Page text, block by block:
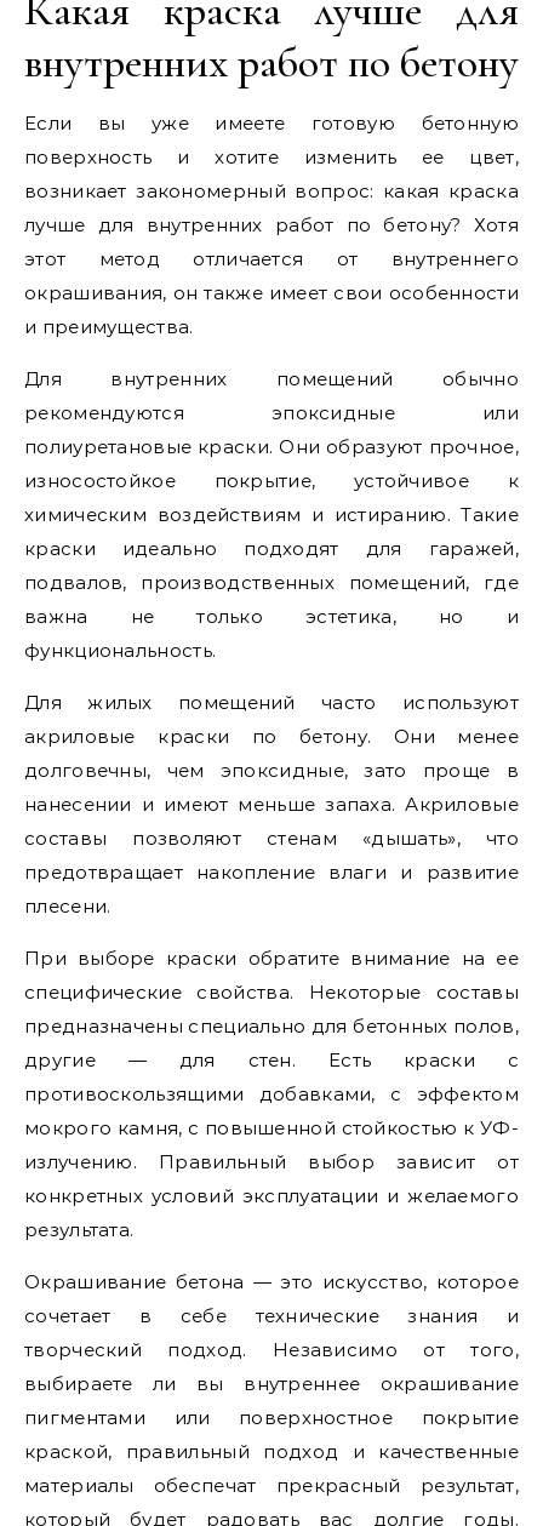
внутренних работ по бетону
Если вы уже имеете готовую бетонную
поверхность и хотите изменить ее цвет,
возникает закономерный вопрос: какая краска
лучше для внутренних работ по бетону? Хотя
этот метод отличается от внутреннего
окрашивания, он также имеет свои особенности
и преимущества.
Для внутренних помещений обычно
рекомендуются эпоксидные или
полиуретановые краски. Они образуют прочное,
износостойкое покрытие, устойчивое к
химическим воздействиям и истиранию. Такие
краски идеально подходят для гаражей,
подвалов, производственных помещений, где
важна не только эстетика, но и
функциональность.
Для жилых помещений часто используют
акриловые краски по бетону. Они менее
долговечны, чем эпоксидные, зато проще в
нанесении и имеют меньше запаха. Акриловые
составы позволяют стенам «дышать», что
предотвращает накопление влаги и развитие
плесени.
При выборе краски обратите внимание на ее
специфические свойства. Некоторые составы
предназначены специально для бетонных полов,
другие — для стен. Есть краски с
противоскользящими добавками, с эффектом
мокрого камня, с повышенной стойкостью к УФ-
излучению. Правильный выбор зависит от
конкретных условий эксплуатации и желаемого
результата.
Окрашивание бетона — это искусство, которое
сочетает в себе технические знания и
творческий подход. Независимо от того,
выбираете ли вы внутреннее окрашивание
пигментами или поверхностное покрытие
краской, правильный подход и качественные
материалы обеспечат прекрасный результат,
который будет радовать вас долгие годы.